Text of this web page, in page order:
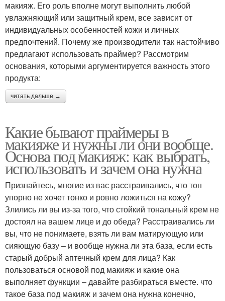
макияж. Его роль вполне могут выполнить любой
увлажняющий или защитный крем, все зависит от
индивидуальных особенностей кожи и личных
предпочтений. Почему же производители так настойчиво
предлагают использовать праймер? Рассмотрим
основания, которыми аргументируется важность этого
продукта:
читать дальше →
Какие бывают праймеры в
макияже и нужны ли они вообще.
Основа под макияж: как выбрать,
использовать и зачем она нужна
Признайтесь, многие из вас расстраивались, что тон
упорно не хочет тонко и ровно ложиться на кожу?
Злились ли вы из-за того, что стойкий тональный крем не
достоял на вашем лице и до обеда? Расстраивались ли
вы, что не понимаете, взять ли вам матирующую или
сияющую базу – и вообще нужна ли эта база, если есть
старый добрый аптечный крем для лица? Как
пользоваться основой под макияж и какие она
выполняет функции – давайте разбираться вместе. что
такое база под макияж и зачем она нужна конечно,